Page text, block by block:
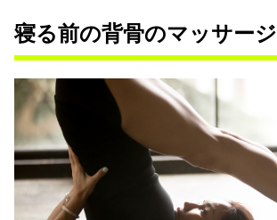
寝る前の背骨のマッサージ